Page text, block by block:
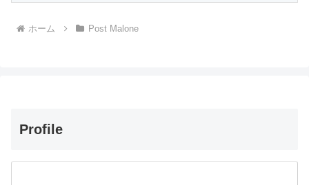
ホーム Post Malone
Profile